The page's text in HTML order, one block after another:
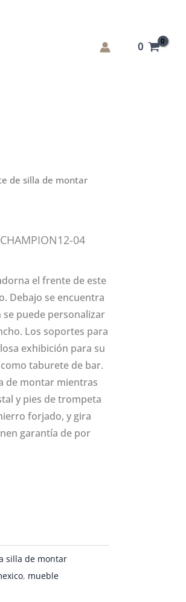
0
de silla de montar
04
el frente de este
Debajo se encuentra
puede personalizar
Los soportes para
exhibición para su
taburete de bar.
de montar mientras
y pies de trompeta
forjado, y gira
garantía de por
silla de montar
, mueble